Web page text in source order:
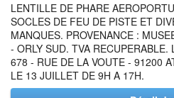
LENTILLE DE PHARE
SOCLES DE FEU DE PISTE ET
MANQUES. PROVENANCE :
- ORLY SUD. TVA
678 - RUE DE LA VOUTE - 91200
LE 13 JUILLET DE 9H A 17H.